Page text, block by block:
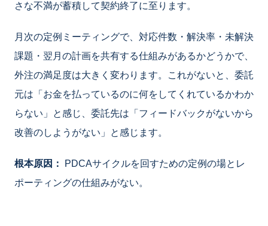
さな不満が蓄積して契約終了に至ります。
月次の定例ミーティングで、対応件数・解決率・未解決
課題・翌月の計画を共有する仕組みがあるかどうかで、
外注の満足度は大きく変わります。これがないと、委託
元は「お金を払っているのに何をしてくれているかわか
らない」と感じ、委託先は「フィードバックがないから
改善のしようがない」と感じます。
根本原因：
PDCAサイクルを回すための定例の場とレ
ポーティングの仕組みがない。